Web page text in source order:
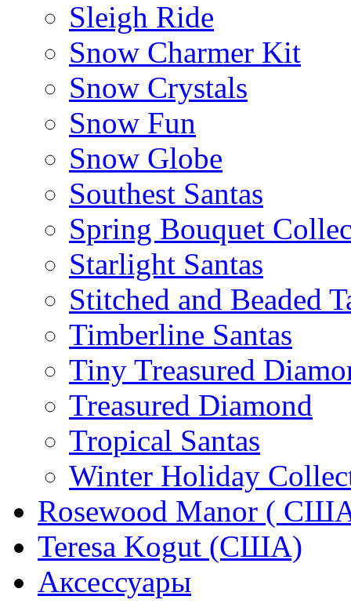
Sleigh Ride
Snow Charmer Kit
Snow Crystals
Snow Fun
Snow Globe
Southest Santas
Spring Bouquet
Starlight Santas
Stitched and Beaded
Timberline Santas
Tiny Treasured
Treasured Diamond
Tropical Santas
Winter Holiday
Rosewood Manor (
Teresa Kogut (США)
Аксессуары